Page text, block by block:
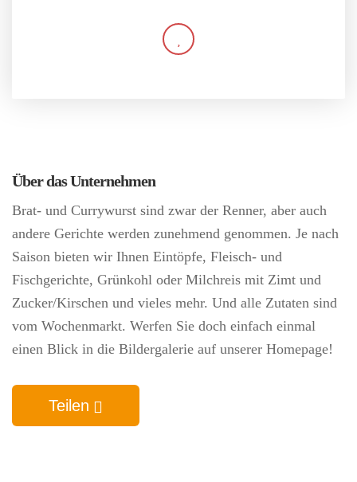
Über das Unternehmen
Brat- und Currywurst sind zwar der Renner, aber auch
andere Gerichte werden zunehmend genommen. Je nach
Saison bieten wir Ihnen Eintöpfe, Fleisch- und
Fischgerichte, Grünkohl oder Milchreis mit Zimt und
Zucker/Kirschen und vieles mehr. Und alle Zutaten sind
vom Wochenmarkt. Werfen Sie doch einfach einmal
einen Blick in die Bildergalerie auf unserer Homepage!
Teilen